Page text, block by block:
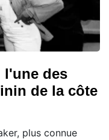
l'une des
de la côte
plus connue